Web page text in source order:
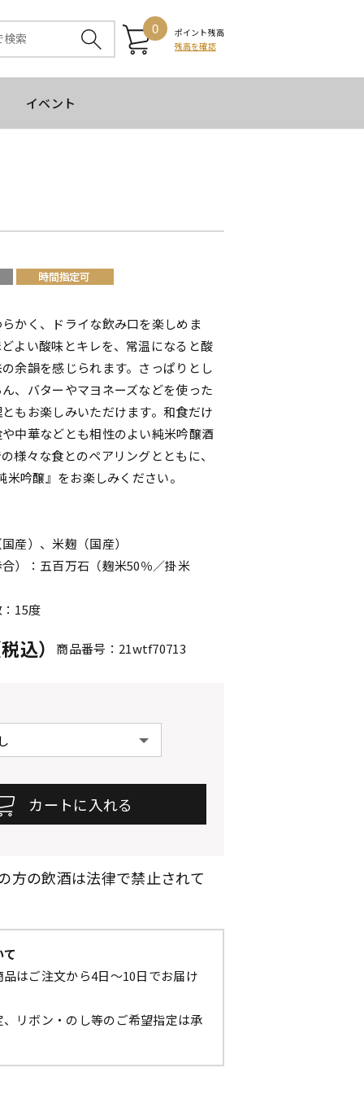
0
ポイント残高
残高を確認
イベント
かく、ドライな飲み口を楽しめま
よい酸味とキレを、常温になると酸
余韻を感じられます。さっぱりとし
、バターやマヨネーズなどを使った
もお楽しみいただけます。和食だけ
中華などとも相性のよい純米吟醸酒
様々な食とのペアリングとともに、
米吟醸』をお楽しみください。
産）、米麹（国産）
）：五百万石（麹米50％／掛米
15度
込） 商品番号：21wtf70713
方の飲酒は法律で禁止されて
はご注文から4日～10日でお届け
リボン・のし等のご希望指定は承